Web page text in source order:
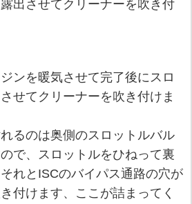
出させてクリーナーを吹き付
ンを暖気させて完了後にスロ
せてクリーナーを吹き付けま
るのは奥側のスロットルバル
で、スロットルをひねって裏
れとISCのバイパス通路の穴が
付けます、ここが詰まってく